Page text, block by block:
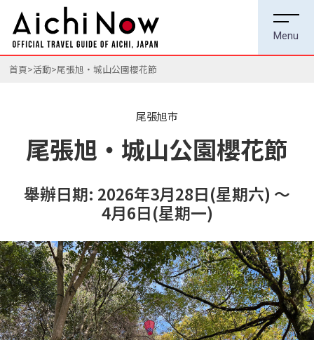
首頁 活動 尾張旭・城山公園櫻花節
尾張旭市
尾張旭・城山公園櫻花節
舉辦日期: 2026年3月28日(星期六) ～
4月6日(星期一)